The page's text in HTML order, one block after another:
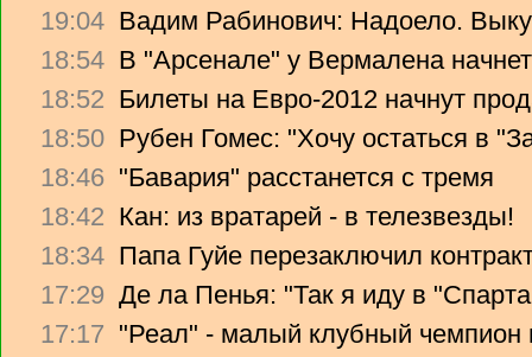
19:04 Вадим Рабинович: Надоело.
18:54 В "Арсенале" у Вермалена
18:52 Билеты на Евро-2012 начнут
18:50 Рубен Гомес: "Хочу остаться в
18:46 "Бавария" расстанется с тремя
18:42 Кан: из вратарей - в телезвезды!
18:34 Папа Гуйе перезаключил
17:29 Де ла Пенья: "Так я иду в
17:17 "Реал" - малый клубный чемпион